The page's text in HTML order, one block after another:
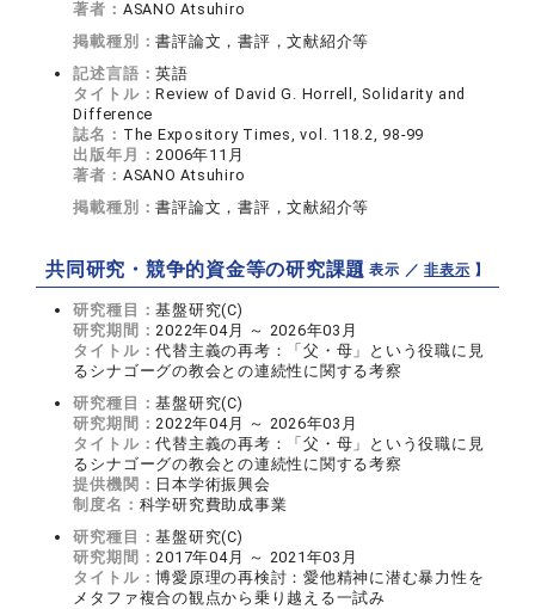
著者： ASANO Atsuhiro
掲載種別：書評論文，書評，文献紹介等
記述言語：英語
タイトル：Review of David G. Horrell, Solidarity and
Difference
誌名： The Expository Times, vol. 118.2, 98-99
出版年月：2006年11月
著者： ASANO Atsuhiro
掲載種別：書評論文，書評，文献紹介等
共同研究・競争的資金等の研究課題【 表示 ／非表示 】
研究種目：基盤研究(C)
研究期間：2022年04月 ～ 2026年03月
タイトル：代替主義の再考：「父・母」という役職に見
るシナゴーグの教会との連続性に関する考察
研究種目：基盤研究(C)
研究期間：2022年04月 ～ 2026年03月
タイトル：代替主義の再考：「父・母」という役職に見
るシナゴーグの教会との連続性に関する考察
提供機関： 日本学術振興会
制度名： 科学研究費助成事業
研究種目：基盤研究(C)
研究期間：2017年04月 ～ 2021年03月
タイトル：博愛原理の再検討：愛他精神に潜む暴力性を
メタファ複合の観点から乗り越える一試み